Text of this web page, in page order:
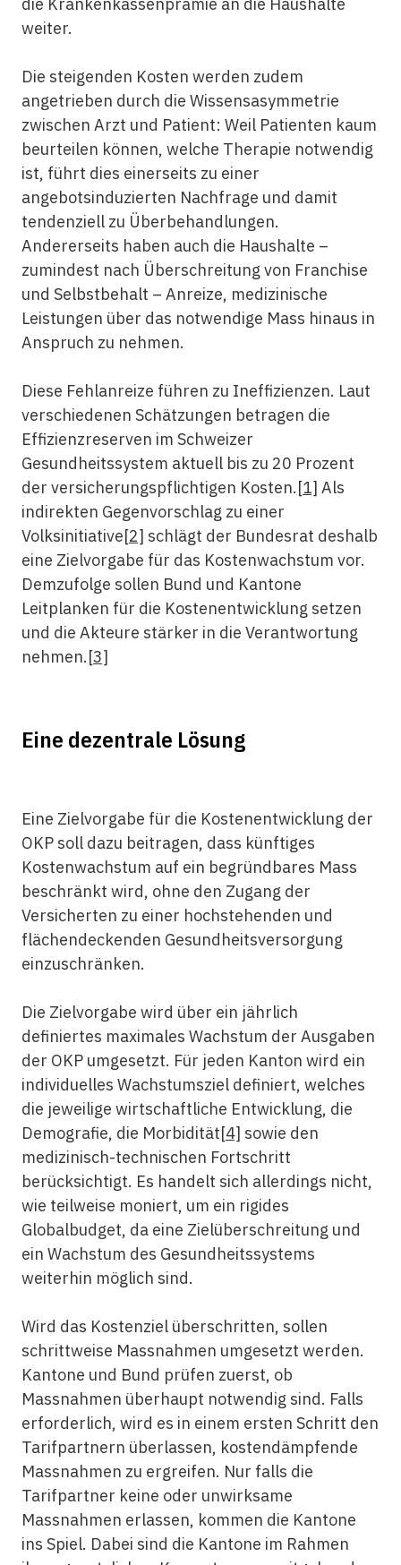
weiter.
Die steigenden Kosten werden zudem
angetrieben durch die Wissensasymmetrie
zwischen Arzt und Patient: Weil Patienten kaum
beurteilen können, welche Therapie notwendig
ist, führt dies einerseits zu einer
angebotsinduzierten Nachfrage und damit
tendenziell zu Überbehandlungen.
Andererseits haben auch die Haushalte –
zumindest nach Überschreitung von Franchise
und Selbstbehalt – Anreize, medizinische
Leistungen über das notwendige Mass hinaus in
Anspruch zu nehmen.
Diese Fehlanreize führen zu Ineffizienzen. Laut
verschiedenen Schätzungen betragen die
Effizienzreserven im Schweizer
Gesundheitssystem aktuell bis zu 20 Prozent
der versicherungspflichtigen Kosten.[1] Als
indirekten Gegenvorschlag zu einer
Volksinitiative[2] schlägt der Bundesrat deshalb
eine Zielvorgabe für das Kostenwachstum vor.
Demzufolge sollen Bund und Kantone
Leitplanken für die Kostenentwicklung setzen
und die Akteure stärker in die Verantwortung
nehmen.[3]
Eine dezentrale Lösung
Eine Zielvorgabe für die Kostenentwicklung der
OKP soll dazu beitragen, dass künftiges
Kostenwachstum auf ein begründbares Mass
beschränkt wird, ohne den Zugang der
Versicherten zu einer hochstehenden und
flächendeckenden Gesundheitsversorgung
einzuschränken.
Die Zielvorgabe wird über ein jährlich
definiertes maximales Wachstum der Ausgaben
der OKP umgesetzt. Für jeden Kanton wird ein
individuelles Wachstumsziel definiert, welches
die jeweilige wirtschaftliche Entwicklung, die
Demografie, die Morbidität[4] sowie den
medizinisch-technischen Fortschritt
berücksichtigt. Es handelt sich allerdings nicht,
wie teilweise moniert, um ein rigides
Globalbudget, da eine Zielüberschreitung und
ein Wachstum des Gesundheitssystems
weiterhin möglich sind.
Wird das Kostenziel überschritten, sollen
schrittweise Massnahmen umgesetzt werden.
Kantone und Bund prüfen zuerst, ob
Massnahmen überhaupt notwendig sind. Falls
erforderlich, wird es in einem ersten Schritt den
Tarifpartnern überlassen, kostendämpfende
Massnahmen zu ergreifen. Nur falls die
Tarifpartner keine oder unwirksame
Massnahmen erlassen, kommen die Kantone
ins Spiel. Dabei sind die Kantone im Rahmen